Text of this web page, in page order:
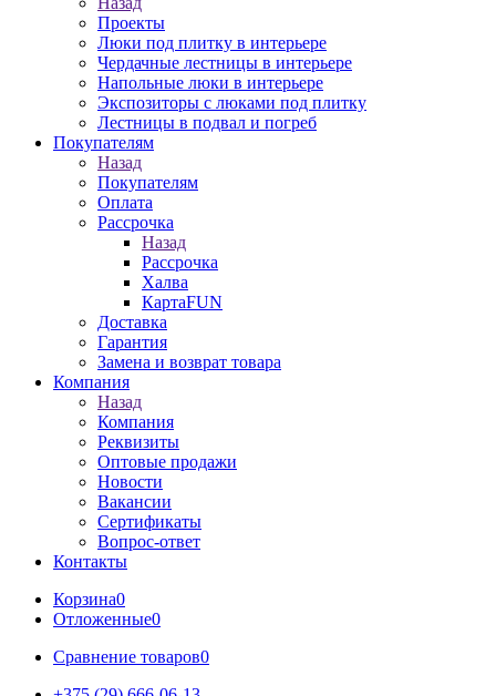
Проекты
Люки под плитку в интерьере
Чердачные лестницы в интерьере
Напольные люки в интерьере
Экспозиторы с люками под плитку
Лестницы в подвал и погреб
Покупателям
Назад
Покупателям
Оплата
Рассрочка
Назад
Рассрочка
Халва
КартаFUN
Доставка
Гарантия
Замена и возврат товара
Компания
Назад
Компания
Реквизиты
Оптовые продажи
Новости
Вакансии
Сертификаты
Вопрос-ответ
Контакты
Корзина0
Отложенные0
Сравнение товаров0